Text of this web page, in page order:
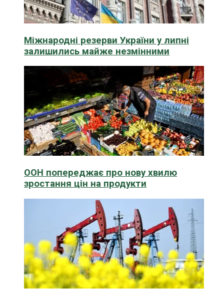
Міжнародні резерви України у липні
залишились майже незмінними
ООН попереджає про нову хвилю
зростання цін на продукти